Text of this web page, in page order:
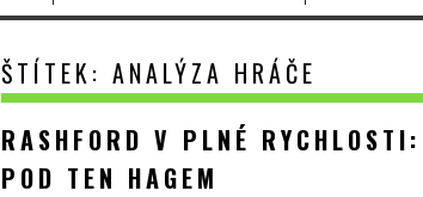
ŠTÍTEK: ANALÝZA HRÁČE
RASHFORD V PLNÉ
POD TEN HAGEM